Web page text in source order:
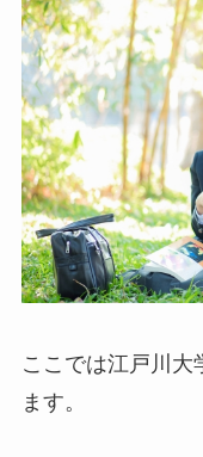
ここでは江戸川大
ます。